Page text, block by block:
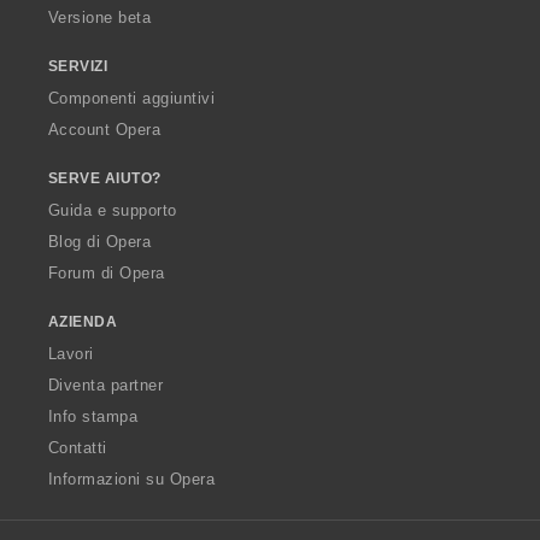
Versione beta
SERVIZI
Componenti aggiuntivi
Account Opera
SERVE AIUTO?
Guida e supporto
Blog di Opera
Forum di Opera
AZIENDA
Lavori
Diventa partner
Info stampa
Contatti
Informazioni su Opera